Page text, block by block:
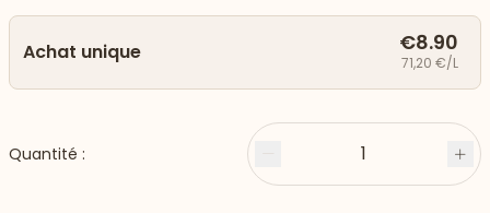
vers le bas
Achat unique €8.90
71,20 €/L
Quantité : Moins 1